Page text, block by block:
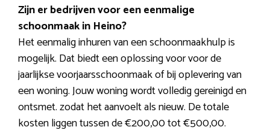
Zijn er bedrijven voor een eenmalige
schoonmaak in Heino?
Het eenmalig inhuren van een schoonmaakhulp is
mogelijk. Dat biedt een oplossing voor voor de
jaarlijkse voorjaarsschoonmaak of bij oplevering van
een woning. Jouw woning wordt volledig gereinigd en
ontsmet. zodat het aanvoelt als nieuw. De totale
kosten liggen tussen de €200,00 tot €500,00.